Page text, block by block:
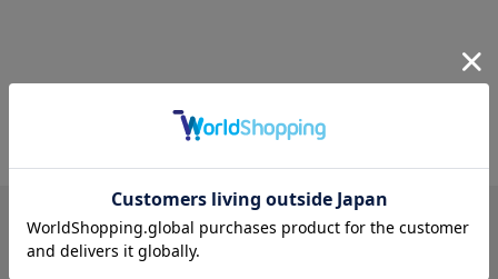
NEWSLETTER メルマガ登録